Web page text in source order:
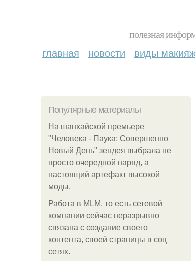
полезная
главная новости виды
Популярные материалы
На шанхайской премьере
"Человека - Паука: Совершенно
Новый День" зендея выбрала не
просто очередной наряд, а
настоящий артефакт высокой
моды.
Работа в MLM, то есть сетевой
компании сейчас неразрывно
связана с создание своего
контента, своей страницы в соц
сетях.